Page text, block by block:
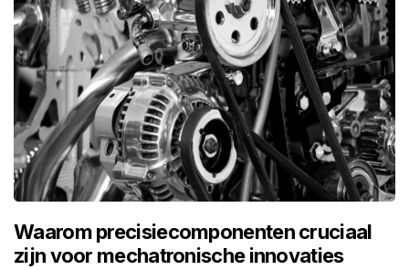
Waarom precisiecomponenten cruciaal
zijn voor mechatronische innovaties